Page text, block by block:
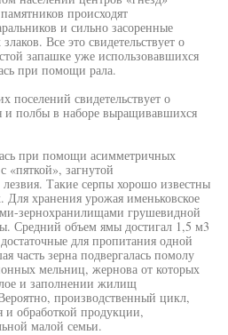
происходят
и сильно засоренные
Все это свидетельствует о
запашке уже использовавшихся
при помощи рала.
поселений свидетельствует о
и полбы в наборе выращивавшихся
при помощи асимметричных
«пяткой», загнутой
Такие серпы хорошо известны
Для хранения урожая именьковское
зернохранилищами грушевидной
Средний объем ямы достигал 1,5 м3
для пропитания одной
часть зерна подвергалась помолу
мельниц, жернова от которых
и заполнении жилищ
производственный цикл,
и обработкой продукции,
малой семьи.